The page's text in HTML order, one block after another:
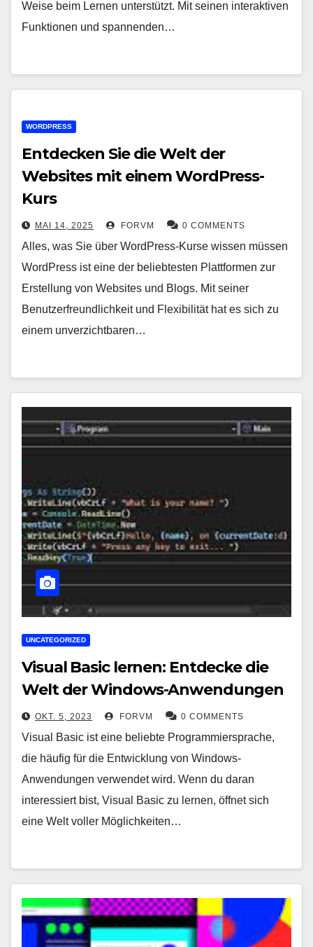
Weise beim Lernen unterstützt. Mit seinen interaktiven
Funktionen und spannenden…
WORDPRESS
Entdecken Sie die Welt der
Websites mit einem WordPress-
Kurs
MAI 14, 2025 FORVM 0 COMMENTS
Alles, was Sie über WordPress-Kurse wissen müssen
WordPress ist eine der beliebtesten Plattformen zur
Erstellung von Websites und Blogs. Mit seiner
Benutzerfreundlichkeit und Flexibilität hat es sich zu
einem unverzichtbaren…
UNCATEGORIZED
Visual Basic lernen: Entdecke die
Welt der Windows-Anwendungen
OKT. 5, 2023 FORVM 0 COMMENTS
Visual Basic ist eine beliebte Programmiersprache,
die häufig für die Entwicklung von Windows-
Anwendungen verwendet wird. Wenn du daran
interessiert bist, Visual Basic zu lernen, öffnet sich
eine Welt voller Möglichkeiten…